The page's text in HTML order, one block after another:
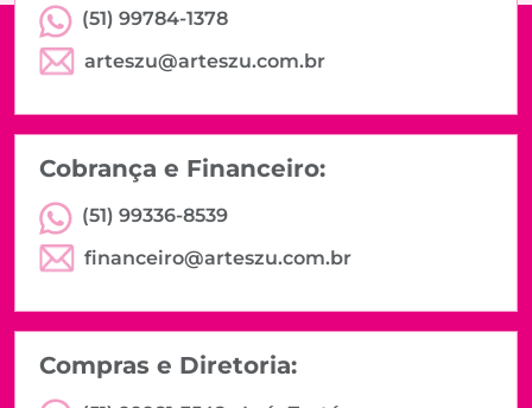
(51) 99784-1378
arteszu@arteszu.com.br
Cobrança e Financeiro:
(51) 99336-8539
financeiro@arteszu.com.br
Compras e Diretoria: